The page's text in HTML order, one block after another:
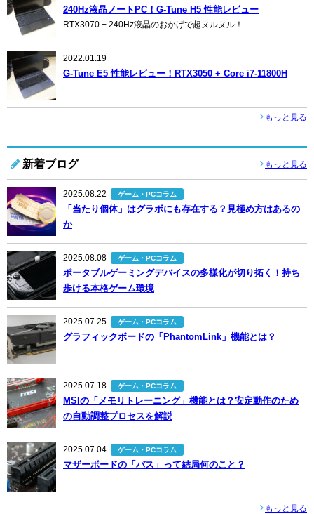
240Hz液晶ノートPC！G-Tune H5 性能レビュー
RTX3070 + 240Hz液晶のおかげで超ヌルヌル！
2022.01.19
G-Tune E5 性能レビュー！RTX3050 + Core i7-11800H
もっと見る
新着ブログ もっと見る
2025.08.22 ゲーム・PCコラム
「当たり個体」はグラボにも存在する？見極め方はあるの
か
2025.08.08 ゲーム・PCコラム
ポータブルゲーミングデバイスの多様化が切り拓く！持ち
歩ける本格ゲーム環境
2025.07.25 ゲーム・PCコラム
グラフィックボードの「PhantomLink」機能とは？
2025.07.18 ゲーム・PCコラム
MSIの「メモリトレーニング」機能とは？安定動作のため
の自動調整プロセスを解説
2025.07.04 ゲーム・PCコラム
マザーボードの「バス」って結局何のこと？
もっと見る